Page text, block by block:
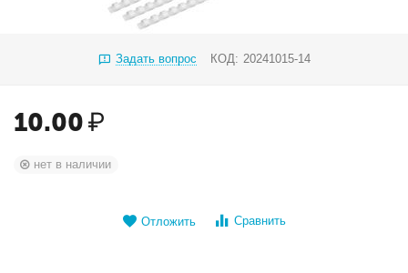
Задать вопрос КОД: 20241015-14
10.00₽
нет в наличии
Отложить Сравнить